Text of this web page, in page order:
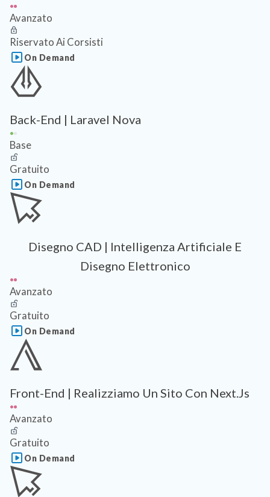
Avanzato
Riservato Ai Corsisti
On Demand
Back-End | Laravel Nova
Base
Gratuito
On Demand
Disegno CAD | Intelligenza Artificiale E
Disegno Elettronico
Avanzato
Gratuito
On Demand
Front-End | Realizziamo Un Sito Con Next.js
Avanzato
Gratuito
On Demand